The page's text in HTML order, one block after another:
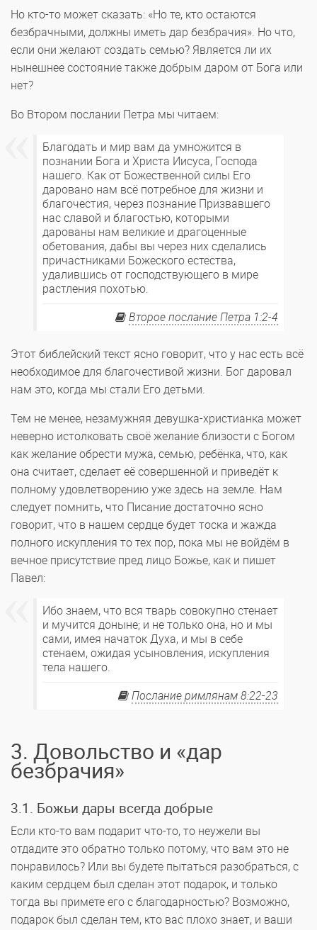
Но кто-то может сказать: «Но те, кто остаются
безбрачными, должны иметь дар безбрачия». Но что,
если они желают создать семью? Является ли их
нынешнее состояние также добрым даром от Бога или
нет?
Во Втором послании Петра мы читаем:
Благодать и мир вам да умножится в
познании Бога и Христа Иисуса, Господа
нашего. Как от Божественной силы Его
даровано нам всё потребное для жизни и
благочестия, через познание Призвавшего
нас славой и благостью, которыми
дарованы нам великие и драгоценные
обетования, дабы вы через них сделались
причастниками Божеского естества,
удалившись от господствующего в мире
растления похотью.
Второе послание Петра 1:2-4
Этот библейский текст ясно говорит, что у нас есть всё
необходимое для благочестивой жизни. Бог даровал
нам это, когда мы стали Его детьми.
Тем не менее, незамужняя девушка-христианка может
неверно истолковать своё желание близости с Богом
как желание обрести мужа, семью, ребёнка, что, как
она считает, сделает её совершенной и приведёт к
полному удовлетворению уже здесь на земле. Нам
следует помнить, что Писание достаточно ясно
говорит, что в нашем сердце будет тоска и жажда
полного искупления то тех пор, пока мы не войдём в
вечное присутствие пред лицо Божье, как и пишет
Павел:
Ибо знаем, что вся тварь совокупно стенает
и мучится доныне; и не только она, но и мы
сами, имея начаток Духа, и мы в себе
стенаем, ожидая усыновления, искупления
тела нашего.
Послание римлянам 8:22-23
3. Довольство и «дар
безбрачия»
3.1. Божьи дары всегда добрые
Если кто-то вам подарит что-то, то неужели вы
отдадите это обратно только потому, что вам это не
понравилось? Или вы будете пытаться разобраться, с
каким сердцем был сделан этот подарок, и только
тогда вы примете его с благодарностью? Возможно,
подарок был сделан тем, кто вас плохо знает, и ваши